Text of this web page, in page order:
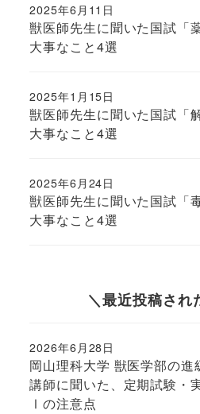
獣医師先生に聞いた国試「
大事なこと4選
投稿日
2025年6月11日
獣医師先生に聞いた国試「
大事なこと4選
投稿日
2025年1月15日
獣医師先生に聞いた国試「
大事なこと4選
投稿日
2025年6月24日
＼最近投稿され
岡山理科大学 獣医学部の進
講師に聞いた、定期試験・
Ⅰの注意点
投稿日
2026年6月28日